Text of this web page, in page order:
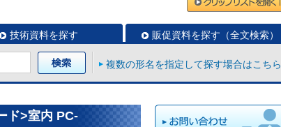
技術資料を探す 販促資料を探す（全文検索）
複数の形名を指定して探す場合はこちら
ド>室内 PC-